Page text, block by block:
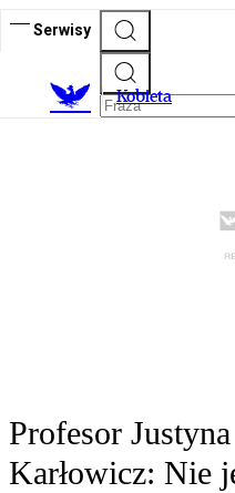
Serwisy
Kobieta
Profesor
Karłowicz: Nie